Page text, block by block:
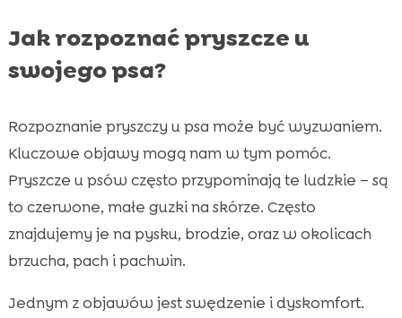
Jak rozpoznać pryszcze u
swojego psa?
Rozpoznanie pryszczy u psa może być wyzwaniem.
Kluczowe objawy mogą nam w tym pomóc.
Pryszcze u psów często przypominają te ludzkie – są
to czerwone, małe guzki na skórze. Często
znajdujemy je na pysku, brodzie, oraz w okolicach
brzucha, pach i pachwin.
Jednym z objawów jest swędzenie i dyskomfort.